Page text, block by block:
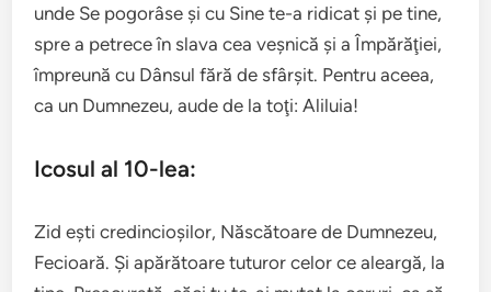
unde Se pogorâse şi cu Sine te-a ridicat şi pe tine,
spre a petrece în slava cea veşnică şi a Împărăţiei,
împreună cu Dânsul fără de sfârşit. Pentru aceea,
ca un Dumnezeu, aude de la toţi: Aliluia!
Icosul al 10-lea:
Zid eşti credincioşilor, Născătoare de Dumnezeu,
Fecioară. Şi apărătoare tuturor celor ce aleargă, la